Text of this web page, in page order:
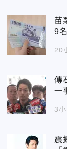
苗
9
20
傳
一
3小
震